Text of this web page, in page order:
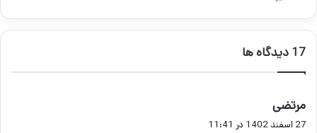
‫17 دیدگاه ها
مرتضی
27 اسفند 1402 در 11:41